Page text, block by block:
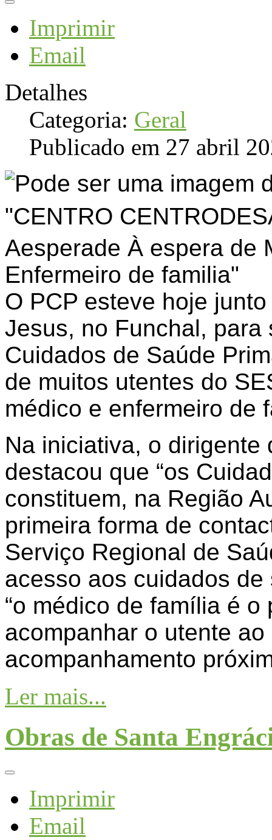
Imprimir
Email
Detalhes
Categoria: Geral
Publicado em 27 abril
O PCP esteve hoje
Jesus, no Funchal,
Cuidados de Saúde
de muitos utentes do
médico e enfermeiro de
Na iniciativa, o dirigente
destacou que “os
constituem, na Região
primeira forma de
Serviço Regional de
acesso aos cuidados
“o médico de família é
acompanhar o utente
acompanhamento
Ler mais...
Obras de Santa
Imprimir
Email